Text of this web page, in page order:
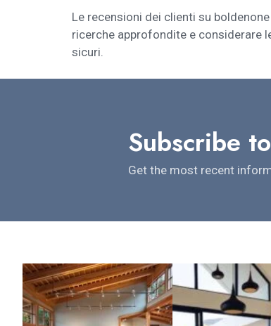
Le recensioni dei clienti su
ricerche approfondite e considerare
sicuri.
Subscribe
Get the most recent